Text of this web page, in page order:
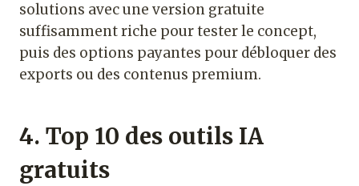
solutions avec une version gratuite
suffisamment riche pour tester le concept,
puis des options payantes pour débloquer des
exports ou des contenus premium.
4. Top 10 des outils IA
gratuits